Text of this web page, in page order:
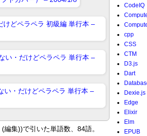
(編集))で引いた単語数、84語。
CodeIQ
cpp
CSS
CTM
D3.js
Dart
Dexie.js
Edge
Elixir
Elm
EPUB